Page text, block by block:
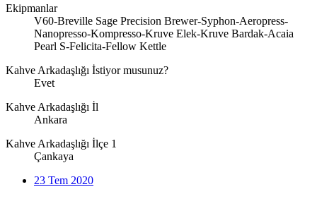
Ekipmanlar
V60-Breville Sage Precision Brewer-Syphon-Aeropress-
Nanopresso-Kompresso-Kruve Elek-Kruve Bardak-Acaia
Pearl S-Felicita-Fellow Kettle
Kahve Arkadaşlığı İstiyor musunuz?
Evet
Kahve Arkadaşlığı İl
Ankara
Kahve Arkadaşlığı İlçe 1
Çankaya
23 Tem 2020